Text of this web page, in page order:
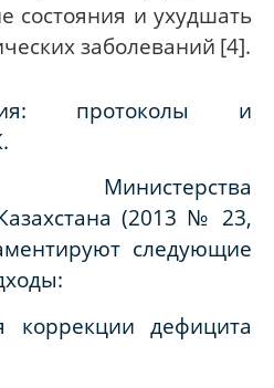
состояния и ухудшать
заболеваний [4].
протоколы и
(2013 № 23,
следующие
дефицита